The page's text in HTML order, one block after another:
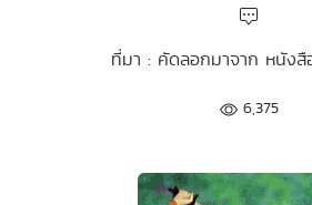
ที่มา : คัดลอกมาจาก หนังสื
6,375